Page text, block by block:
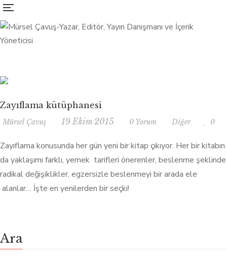
Zayıflama kütüphanesi
Mürsel Çavuş 19 Ekim 2015 0 Yorum Diğer 0
Zayıflama konusunda her gün yeni bir kitap çıkıyor. Her bir kitabın
da yaklaşımı farklı, yemek tarifleri önerenler, beslenme şeklinde
radikal değişiklikler, egzersizle beslenmeyi bir arada ele
alanlar… İşte en yenilerden bir seçki!
Ara